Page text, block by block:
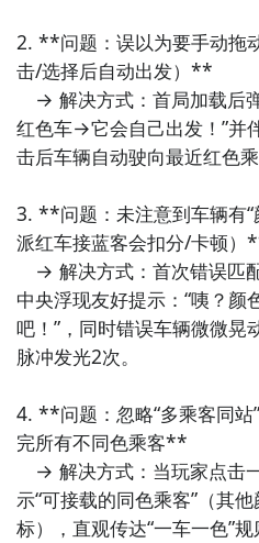
连GD都在玩
点击高速下载和
智能预约礼包和
2. **问题：误以为要手动拖
击/选择后自动出发）**
→ 解决方式：首局加载后
红色车→它会自己出发！”并
击后车辆自动驶向最近红色
3. **问题：未注意到车辆有“
派红车接蓝客会扣分/卡顿）
→ 解决方式：首次错误匹
中央浮现友好提示：“咦？颜
吧！”，同时错误车辆微微晃
脉冲发光2次。
4. **问题：忽略“多乘客同站
完所有不同色乘客**
→ 解决方式：当玩家点击
示“可接载的同色乘客”（其
标），直观传达“一车一色”规